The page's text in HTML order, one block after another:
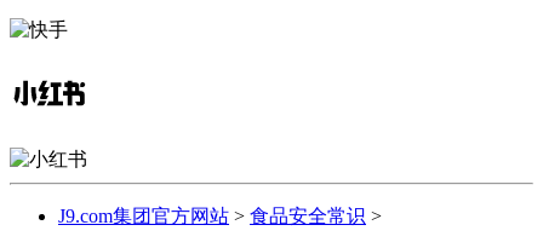
J9.com集团官方网站 > 食品安全常识 >